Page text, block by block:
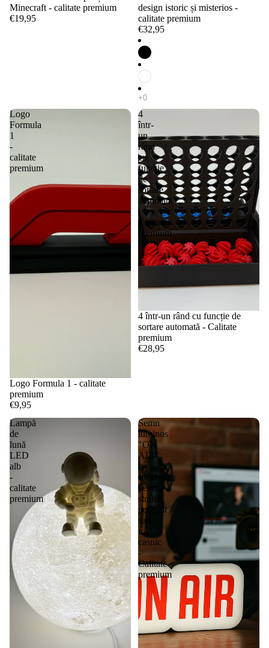
Minecraft - calitate premium
€19,95
design istoric și misterios -
calitate premium
€32,95
Logo
Formula
1
-
calitate
premium
Logo Formula 1 - calitate
premium
€9,95
4
într-
un
rând
cu
funcție
de
sortare
automată
-
Calitate
premium
4 într-un rând cu funcție de
sortare automată - Calitate
premium
€28,95
Lampă
de
lună
LED
alb
-
calitate
premium
Semn
luminos
"ON
AIR"
-
Ideal
pentru
studio,
podcast
sau
uz
casnic
-
Calitate
premium